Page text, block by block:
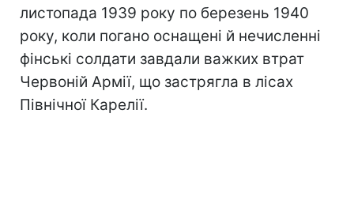
листопада 1939 року по березень 1940
року, коли погано оснащені й нечисленні
фінські солдати завдали важких втрат
Червоній Армії, що застрягла в лісах
Північної Карелії.